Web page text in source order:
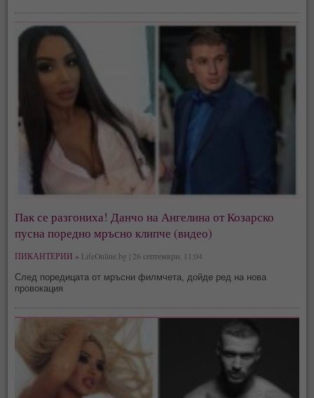
Пак се разгониха! Данчо на Ангелина от Козарско
пусна поредно мръсно клипче (видео)
ПИКАНТЕРИИ » LifeOnline.bg | 26 септември, 11:04
След поредицата от мръсни филмчета, дойде ред на нова
провокация